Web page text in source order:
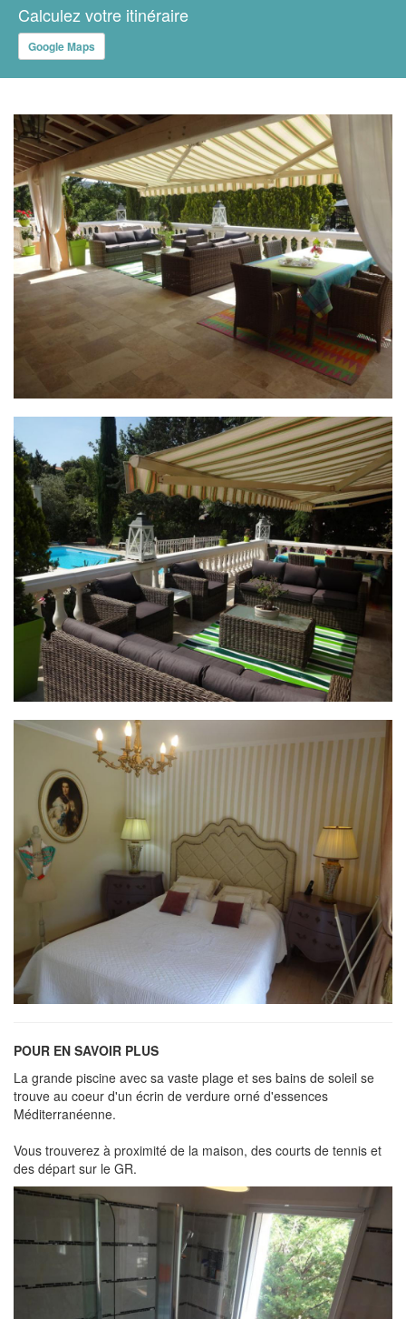
Calculez votre itinéraire
Google Maps
POUR EN SAVOIR PLUS
La grande piscine avec sa vaste plage et ses bains de soleil se
trouve au coeur d'un écrin de verdure orné d'essences
Méditerranéenne.
Vous trouverez à proximité de la maison, des courts de tennis et
des départ sur le GR.